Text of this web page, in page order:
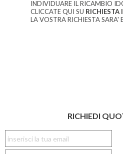
INDIVIDUARE IL RICAMBIO
CLICCATE QUI SU
LA VOSTRA RICHIESTA SARA'
RICHIEDI